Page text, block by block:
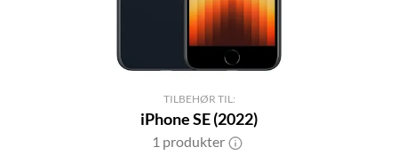
TILBEHØR TIL:
iPhone SE (2022)
1 produkter